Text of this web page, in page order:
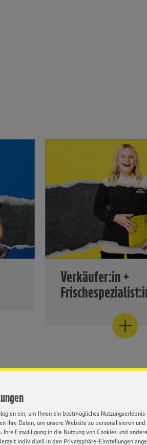
ein, um Ihnen ein bestmögliches Nutzungserlebnis
Ihre Daten, um unsere Website zu personalisieren und
Einwilligung in die Nutzung von Cookies und
individuell in den Privatsphäre-Einstellungen
Verkäufer:in +
Als Frischespezialist sind
Auszubildenden echte